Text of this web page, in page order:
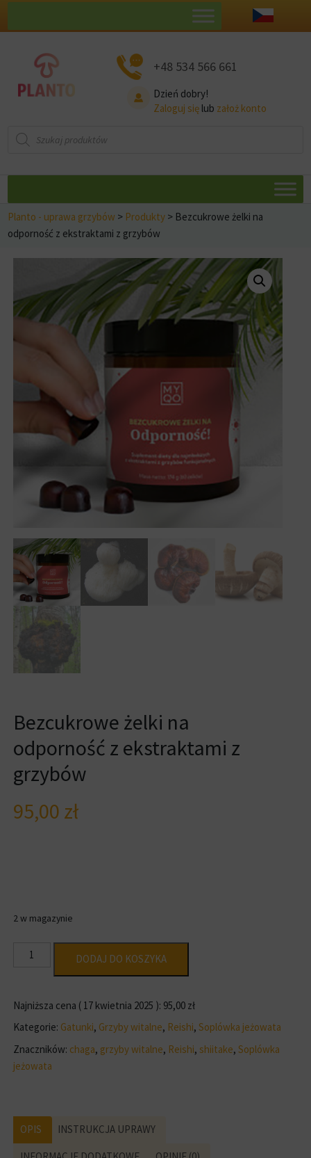
+48 534 566 661
Dzień dobry!
Zaloguj sięlub założ konto
Wyszukiwarka
produktów
Planto - uprawa grzybów > Produkty > Bezcukrowe żelki na
odporność z ekstraktami z grzybów
Bezcukrowe żelki na
odporność z ekstraktami z
grzybów
95,00 zł
2 w magazynie
ilość
na
z
ekstraktami
z
DODAJ DO KOSZYKA
Najniższa cena (17 kwietnia 2025 ): 95,00 zł
Kategorie: Gatunki, Grzyby witalne, Reishi, Soplówka jeżowata
Znaczników: chaga, grzyby witalne, Reishi, shiitake, Soplówka
jeżowata
OPIS INSTRUKCJA UPRAWY